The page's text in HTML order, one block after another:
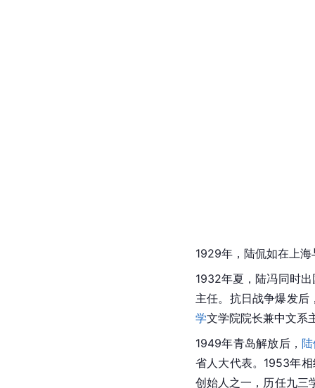
1929年，陆侃如在上
1932年夏，陆冯同时
主任。 抗日战争爆发后
学文学院院长兼中文系
1949年青岛解放后，
省人大代表。1953年
创始人之一，历任九三